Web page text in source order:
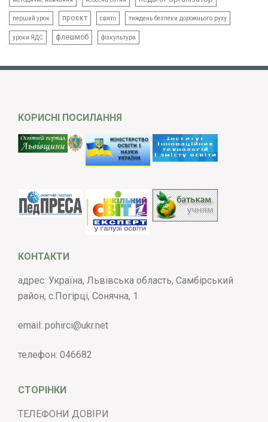
перший урок проєкт свято тиждень безпеки дорожнього руху
уроки ЯДС флешмоб фізкультура
КОРИСНІ ПОСИЛАННЯ
КОНТАКТИ
адрес: Україна, Львівська область, Самбірський
район, с.Погірці, Сонячна, 1
email: pohirci@ukr.net
телефон: 046682
СТОРІНКИ
ТЕЛЕФОНИ ДОВІРИ